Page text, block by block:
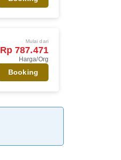
Mulai dari
Rp 787.471
Harga/Org
Booking